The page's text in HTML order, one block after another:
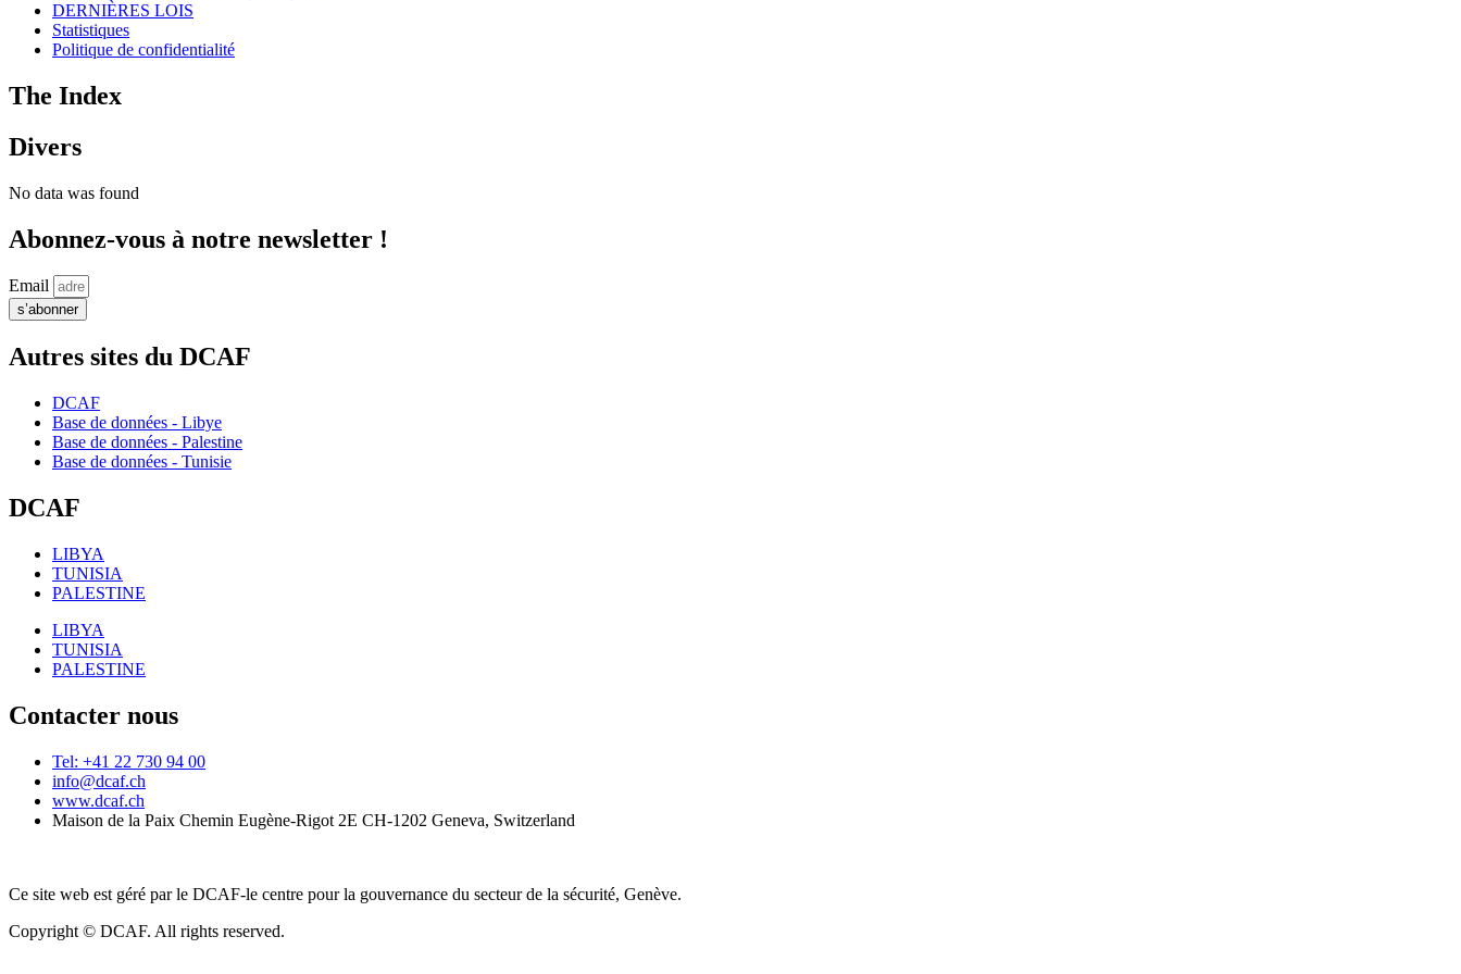
DERNIÈRES LOIS
Statistiques
Politique de confidentialité
The Index
Divers
No data was found
Abonnez-vous à notre newsletter !
Email
s’abonner
Autres sites du DCAF
DCAF
Base de données - Libye
Base de données - Palestine
Base de données - Tunisie
DCAF
LIBYA
TUNISIA
PALESTINE
LIBYA
TUNISIA
PALESTINE
Contacter nous
Tel: +41 22 730 94 00
info@dcaf.ch
www.dcaf.ch
Maison de la Paix Chemin Eugène-Rigot 2E CH-1202 Geneva, Switzerland
Ce site web est géré par le DCAF-le centre pour la gouvernance du secteur de la sécurité, Genève.
Copyright © DCAF. All rights reserved.